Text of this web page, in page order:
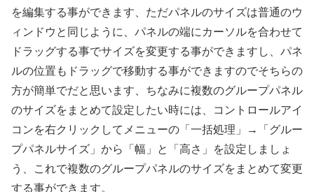
を編集する事ができます、ただパネルのサイズは普通のウ
ィンドウと同じように、パネルの端にカーソルを合わせて
ドラッグする事でサイズを変更する事ができますし、パネ
ルの位置もドラッグで移動する事ができますのでそちらの
方が簡単でだと思います、ちなみに複数のグループパネル
のサイズをまとめて設定したい時には、コントロールアイ
コンを右クリックしてメニューの「一括処理」→「グルー
プパネルサイズ」から「幅」と「高さ」を設定しましょ
う、これで複数のグループパネルのサイズをまとめて変更
する事ができます。